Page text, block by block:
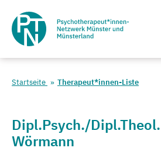
Startseite Therapeut*innen-Liste
Dipl.Psych./
Wörmann